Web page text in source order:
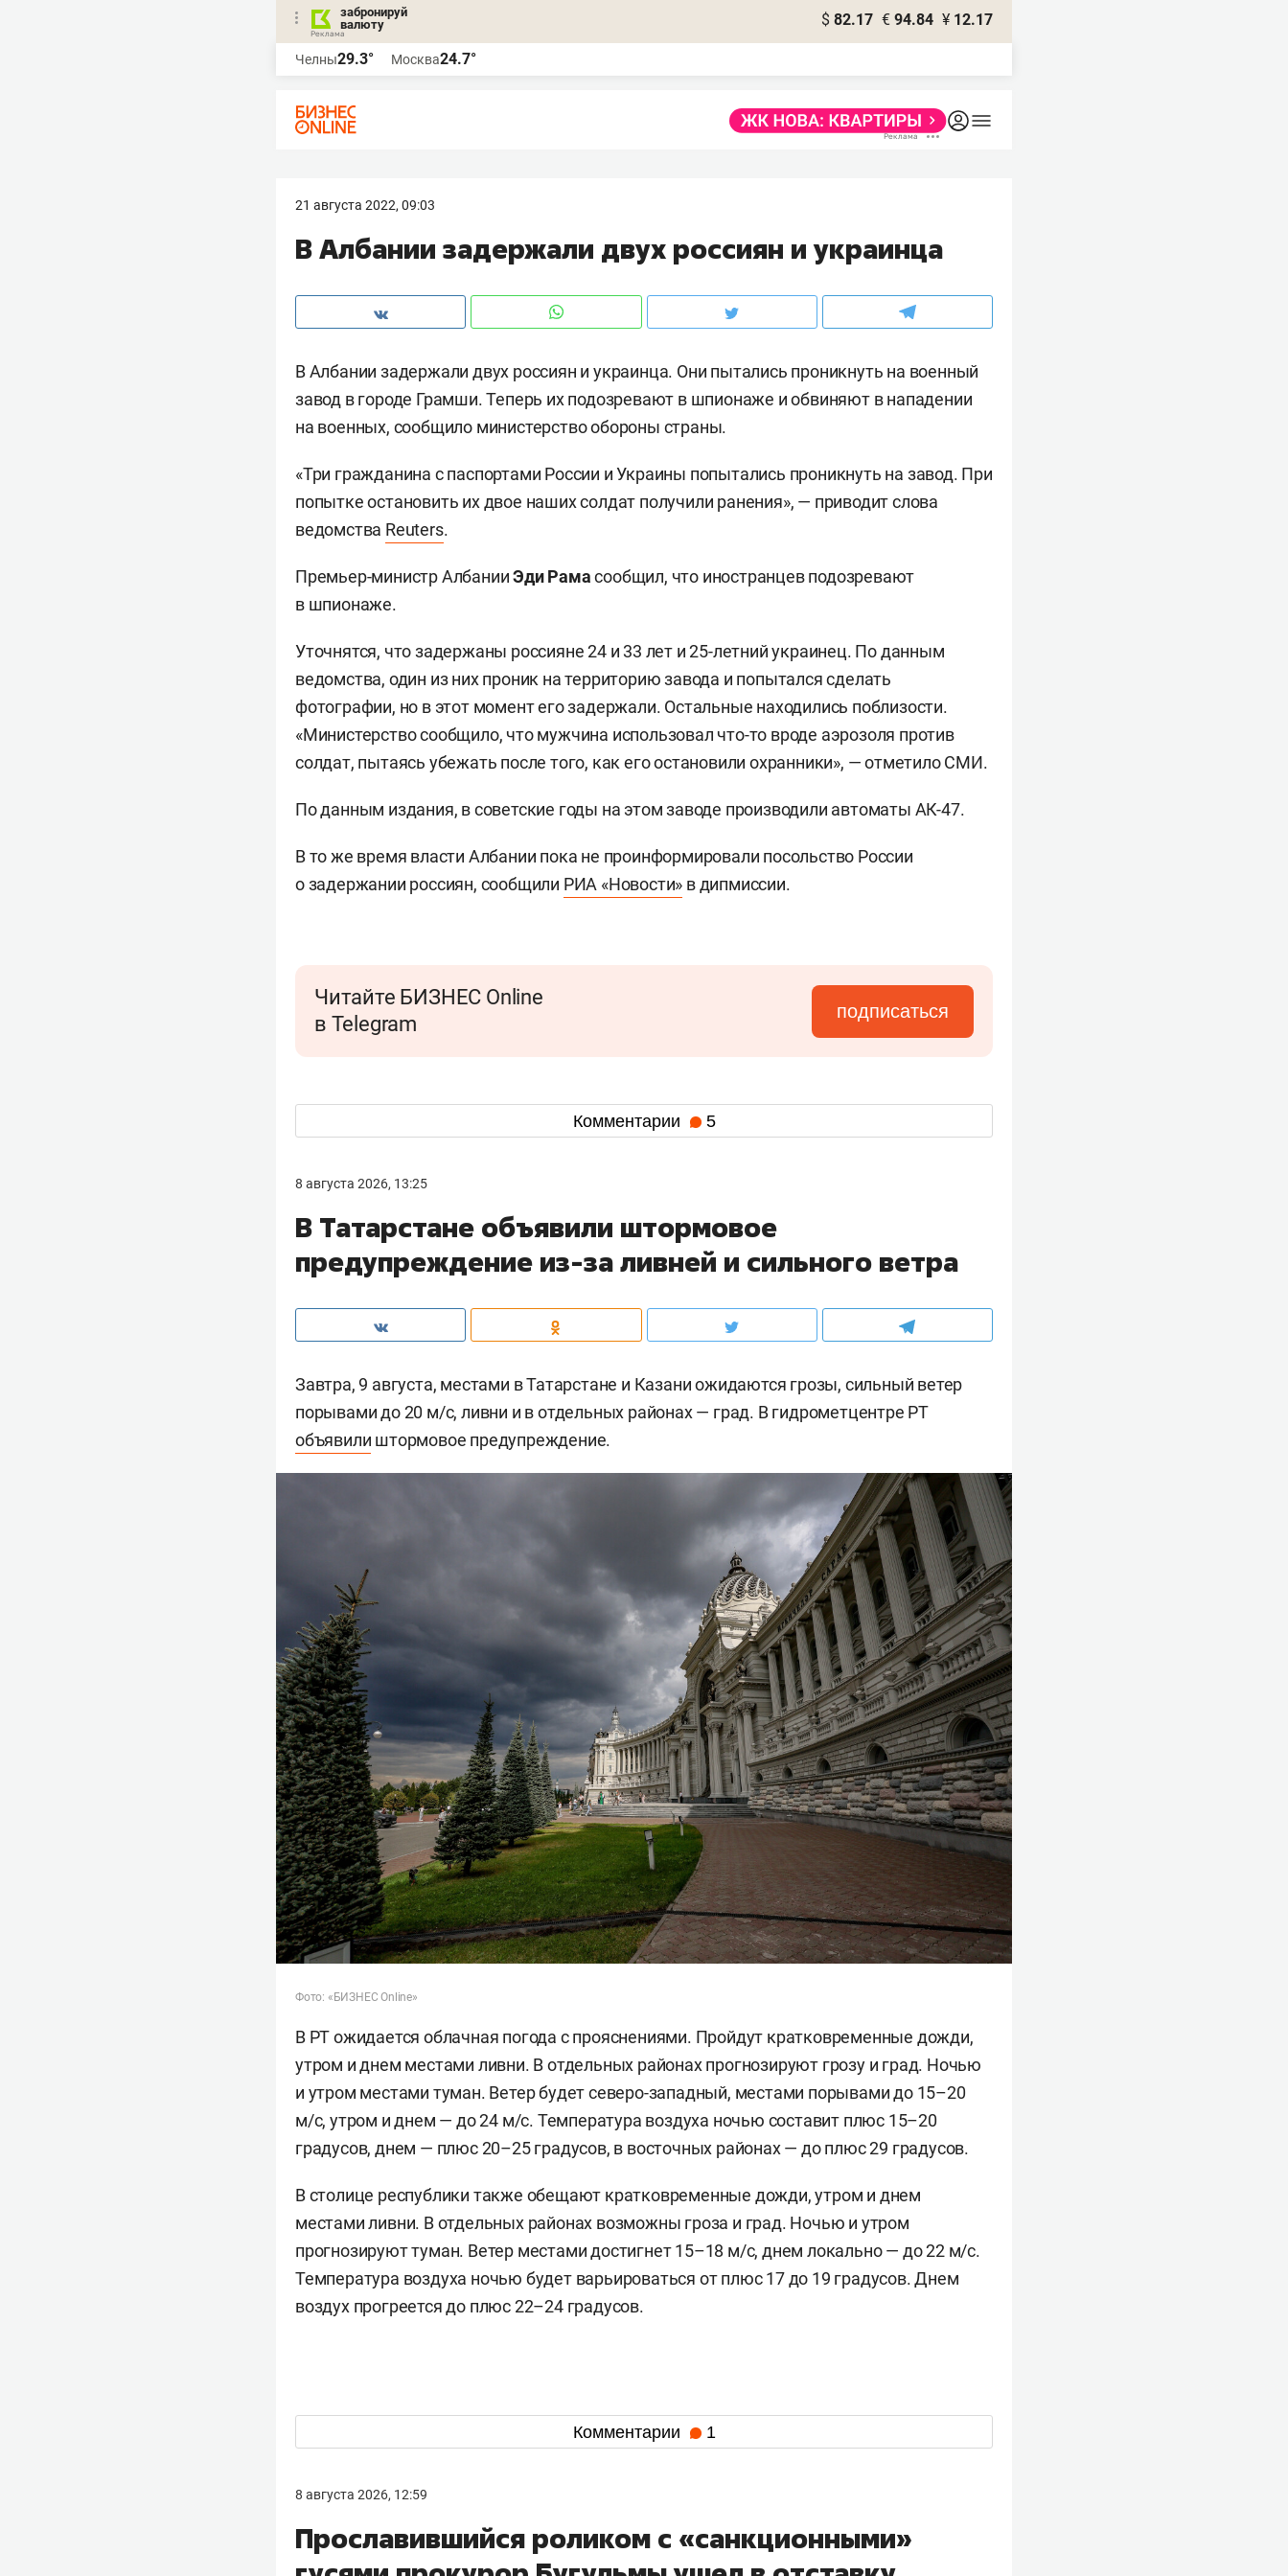
забронируй
валюту
$ 82.17 € 94.84 ¥ 12.17
Челны29.3° Москва24.7°
21 августа 2022, 09:03
В Албании задержали двух россиян и украинца
В Албании задержали двух россиян и украинца. Они пытались проникнуть на военный
завод в городе Грамши. Теперь их подозревают в шпионаже и обвиняют в нападении
на военных, сообщило министерство обороны страны.
«Три гражданина с паспортами России и Украины попытались проникнуть на завод. При
попытке остановить их двое наших солдат получили ранения», — приводит слова
ведомства Reuters.
Премьер-министр АлбанииЭди Рамасообщил, что иностранцев подозревают
в шпионаже.
Уточнятся, что задержаны россияне 24 и 33 лет и 25-летний украинец. По данным
ведомства, один из них проник на территорию завода и попытался сделать
фотографии, но в этот момент его задержали. Остальные находились поблизости.
«Министерство сообщило, что мужчина использовал что-то вроде аэрозоля против
солдат, пытаясь убежать после того, как его остановили охранники», — отметило СМИ.
По данным издания, в советские годы на этом заводе производили автоматы АК-47.
В то же время власти Албании пока не проинформировали посольство России
о задержании россиян, сообщили РИА «Новости» в дипмиссии.
Читайте БИЗНЕС Online
в Telegram
подписаться
Комментарии 5
8 августа 2026, 13:25
В Татарстане объявили штормовое
предупреждение из-за ливней и сильного ветра
Завтра, 9 августа, местами в Татарстане и Казани ожидаются грозы, сильный ветер
порывами до 20 м/c, ливни и в отдельных районах — град. В гидрометцентре РТ
объявили штормовое предупреждение.
Фото: «БИЗНЕС Online»
В РТ ожидается облачная погода с прояснениями. Пройдут кратковременные дожди,
утром и днем местами ливни. В отдельных районах прогнозируют грозу и град. Ночью
и утром местами туман. Ветер будет северо-западный, местами порывами до 15–20
м/c, утром и днем — до 24 м/с. Температура воздуха ночью составит плюс 15–20
градусов, днем — плюс 20–25 градусов, в восточных районах — до плюс 29 градусов.
В столице республики также обещают кратковременные дожди, утром и днем
местами ливни. В отдельных районах возможны гроза и град. Ночью и утром
прогнозируют туман. Ветер местами достигнет 15–18 м/с, днем локально — до 22 м/с.
Температура воздуха ночью будет варьироваться от плюс 17 до 19 градусов. Днем
воздух прогреется до плюс 22–24 градусов.
Комментарии 1
8 августа 2026, 12:59
Прославившийся роликом с «санкционными»